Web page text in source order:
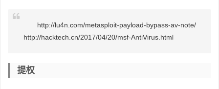
http://lu4n.com/metasploit-payload-bypass-av-note/
http://hacktech.cn/2017/04/20/msf-AntiVirus.html
提权